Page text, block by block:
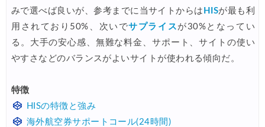
みで選べば良いが、参考までに当サイトからは HISが最も利
用されており50%、次いでサプライス が30%となってい
る。大手の安心感、無難な料金、サポート、サイトの使い
やすさなどのバランスがよいサイトが使われる傾向だ。
特徴
HISの特徴と強み
海外航空券サポートコール(24時間)